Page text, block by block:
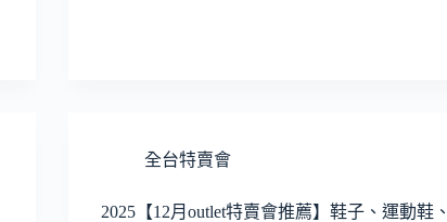
全台特賣會
2025【12月outlet特賣會推薦】鞋子、運動鞋、